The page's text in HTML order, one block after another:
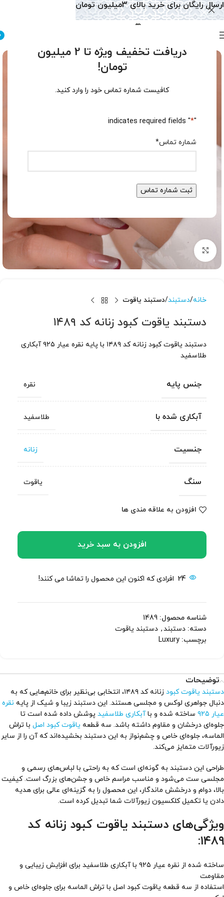
دریافت تخفیف ویژه تا 2 میلیون
تومان!
کافیست شماره تماس خود را وارد کنید.
"
*
" indicates required fields
شماره تماس*
برای بزرگنمایی کلیک کنید
خانه دستبند دستبند یاقوت
دستبند یاقوت کبود زنانه کد ۱۴۸۹
دستبند یاقوت کبود زنانه کد ۱۴۸۹ با پایه نقره عیار ۹۲۵ آبکاری
طلاسفید
جنس پایه نقره
آبکاری شده با طلاسفید
جنسیت زنانه
سنگ یاقوت
افزودن به علاقه مندی ها
افزودن به سبد خرید
24 افرادی که اکنون این محصول را تماشا می کنند!
شناسه محصول: 1489
دسته: دستبند, دستبند یاقوت
برچسب: Luxury
توضیحات
دستبند یاقوت کبود
زنانه کد ۱۴۸۹، انتخابی بی‌نظیر برای خانم‌هایی که به
دنبال جواهری لوکس و مجلسی هستند. این دستبند زیبا و شیک از پایه نقره
عیار ۹۲۵
ساخته شده و باآبکاری طلاسفید پوشش داده شده است تا
جلوه‌ای درخشان و مقاوم داشته باشد. سه قطعه یاقوت کبود اصل با تراش
الماسه، جلوه‌ای خاص و چشم‌نواز به این دستبند بخشیده‌اند که آن را از سایر
زیورآلات متمایز می‌کند.
طراحی این دستبند به گونه‌ای است که به راحتی با لباس‌های رسمی و
مجلسی ست می‌شود و مناسب مراسم خاص و جشن‌های بزرگ است. کیفیت
بالا، دوام و درخشش ماندگار، این محصول را به گزینه‌ای عالی برای هدیه
دادن یا تکمیل کلکسیون زیورآلات شما تبدیل کرده است.
ویژگی‌های دستبند یاقوت کبود زنانه کد
۱۴۸۹:
ساخته شده از نقره عیار ۹۲۵ با آبکاری طلاسفید برای افزایش زیبایی و
مقاومت
استفاده از سه قطعه یاقوت کبود اصل با تراش الماسه برای جلوه‌ای خاص و
ارسال رایگان برای خرید بالای 3میلیون تومان